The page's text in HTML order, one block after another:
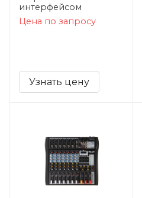
интерфейсом
Цена по запросу
Узнать цену